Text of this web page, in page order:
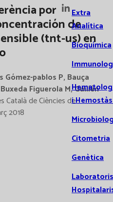
Extra
Analítica
Bioquímica
i
Citometria
Genètica
Laboratoris
por
de
(tnt-us) en
Gómez-pablos P, Bauça
Buxeda Figuerola M, Guillén
Català de Ciències de
2018